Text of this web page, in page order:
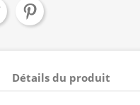
Détails du produit